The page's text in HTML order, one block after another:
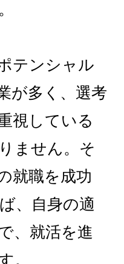
テンシャル
が多く、選考
視している
ません。そ
就職を成功
、自身の適
、就活を進
。